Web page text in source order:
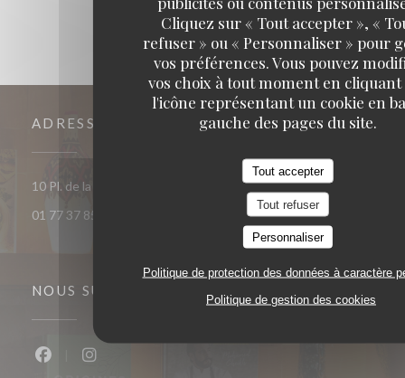
Cliquez sur « Tout accepter », «
refuser » ou « Personnaliser » pour
vos préférences. Vous pouvez
vos choix à tout moment en
l'icône représentant un cookie en
gauche des pages du site.
Tout accepter
Tout refuser
Personnaliser
Politique de protection des données à caractère
Politique de gestion des cookies
ADRESSE
10 Pl. de la République 93400 Saint-Ouen-sur-Seine((ouvre une
01 77 37 85 33
NOUS SUIVRE